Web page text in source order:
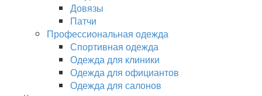
Довязы
Патчи
Профессиональная одежда
Спортивная одежда
Одежда для клиники
Одежда для официантов
Одежда для салонов